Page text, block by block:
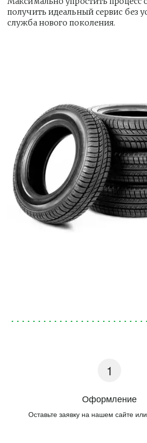
получить идеальный сервис без
служба нового поколения.
Оформление
Оставьте заявку на нашем сайте